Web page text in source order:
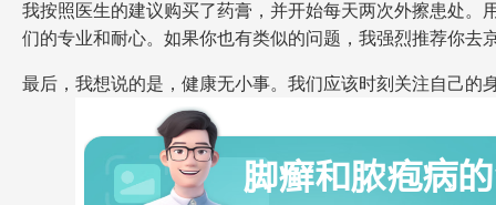
我按照医生的建议购买了药膏，并开始每天两次外擦患处
们的专业和耐心。如果你也有类似的问题，我强烈推荐你去
最后，我想说的是，健康无小事。我们应该时刻关注自己